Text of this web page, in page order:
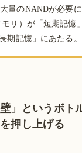
量のNANDが必要に
リ）が「短期記憶
期記憶」にあたる。
」というボト
押し上げる